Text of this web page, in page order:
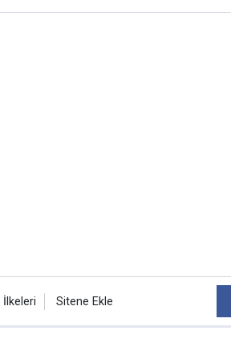
İlkeleri Sitene Ekle